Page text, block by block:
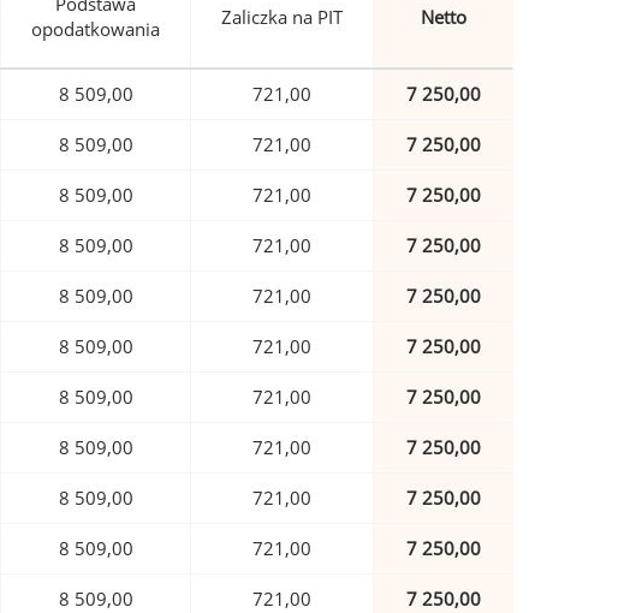
opodatkowania
Zaliczka na PIT Netto
8 509,00 721,00 7 250,00
8 509,00 721,00 7 250,00
8 509,00 721,00 7 250,00
8 509,00 721,00 7 250,00
8 509,00 721,00 7 250,00
8 509,00 721,00 7 250,00
8 509,00 721,00 7 250,00
8 509,00 721,00 7 250,00
8 509,00 721,00 7 250,00
8 509,00 721,00 7 250,00
8 509,00 721,00 7 250,00